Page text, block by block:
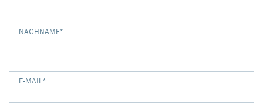
NACHNAME*
E-MAIL *